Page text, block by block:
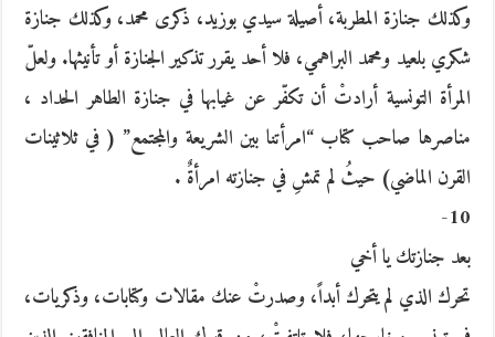
وكذلك جنازة المطربة، أصيلة سيدي بوزيد، ذكرى محمد، وكذلك جنازة
شكري بلعيد ومحمد البراهمي، فلا أحد يقرر تذكير الجنازة أو تأنيثها. ولعلّ
المرأة التونسية أرادتْ أن تكفّر عن غيابها في جنازة الطاهر الحداد ،
مناصرها صاحب كتاب “امرأتنا بين الشريعة والمجتمع” ( في ثلاثينات
القرن الماضي) حيثُ لم تمشِ في جنازته امرأةٌ .
10-
بعد جنازتك يا أخي
تحرك الذي لم يتحرك أبداً، وصدرتْ عنك مقالات وكتابات، وذكريات،